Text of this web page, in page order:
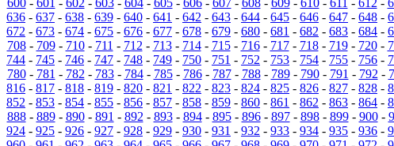
636 - 637 - 638 - 639 - 640 - 641 - 642 - 643 - 644 - 645 - 646 - 647 - 648 -
672 - 673 - 674 - 675 - 676 - 677 - 678 - 679 - 680 - 681 - 682 - 683 - 684 -
708- 709- 710- 711 - 712 - 713- 714- 715- 716- 717- 718- 719- 720-
744 - 745 - 746 - 747 - 748 - 749 - 750 - 751 - 752 - 753 - 754 - 755 - 756 -
780- 781 - 782 - 783- 784- 785- 786- 787- 788- 789- 790- 791 - 792 -
816 - 817 - 818 - 819 - 820 - 821 - 822 - 823 - 824 - 825 - 826 - 827 - 828 -
852 - 853 - 854 - 855 - 856 - 857 - 858 - 859 - 860 - 861 - 862 - 863 - 864 -
888- 889- 890- 891 - 892 - 893- 894- 895- 896- 897- 898- 899- 900-
924 - 925 - 926 - 927 - 928 - 929 - 930 - 931 - 932 - 933 - 934 - 935 - 936 -